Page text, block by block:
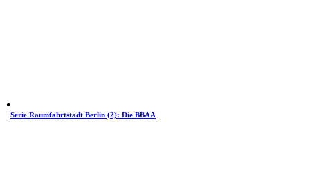
Serie Raumfahrtstadt Berlin (2): Die BBAA